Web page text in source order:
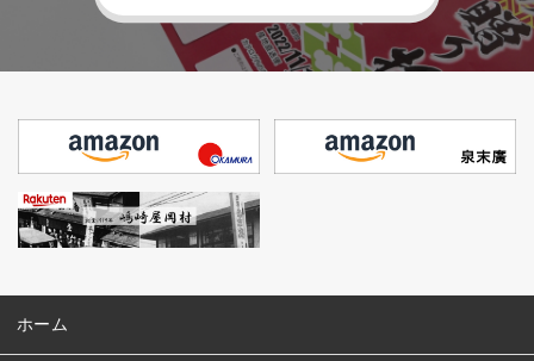
ホーム